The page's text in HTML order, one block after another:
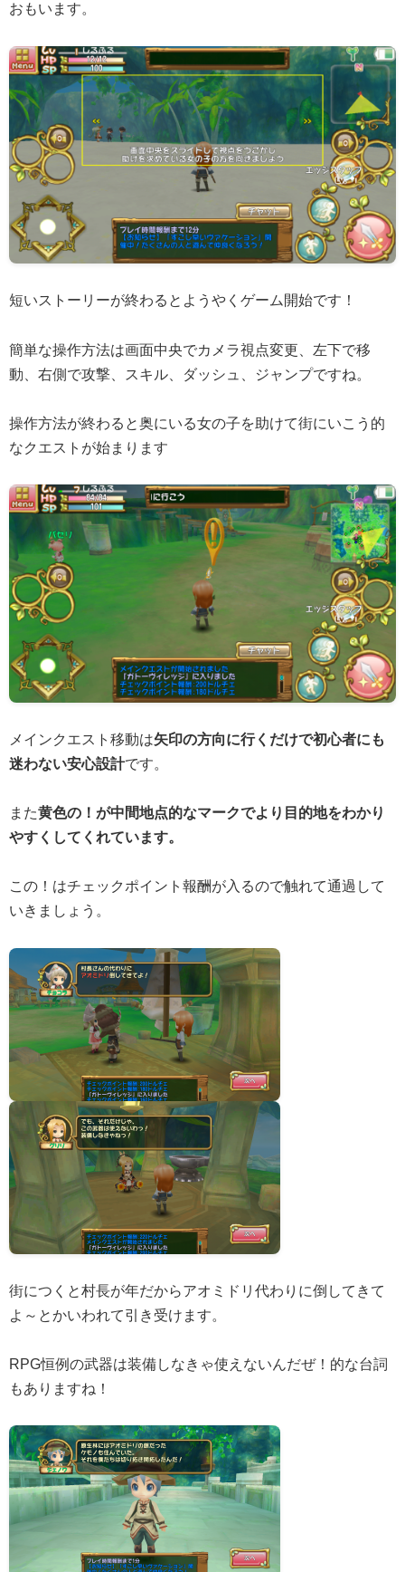
おもいます。
短いストーリーが終わるとようやくゲーム開始です！
簡単な操作方法は画面中央でカメラ視点変更、左下で移
動、右側で攻撃、スキル、ダッシュ、ジャンプですね。
操作方法が終わると奥にいる女の子を助けて街にいこう的
なクエストが始まります
メインクエスト移動は矢印の方向に行くだけで初心者にも
迷わない安心設計です。
また黄色の！が中間地点的なマークでより目的地をわかり
やすくしてくれています。
この！はチェックポイント報酬が入るので触れて通過して
いきましょう。
街につくと村長が年だからアオミドリ代わりに倒してきて
よ～とかいわれて引き受けます。
RPG恒例の武器は装備しなきゃ使えないんだぜ！的な台詞
もありますね！